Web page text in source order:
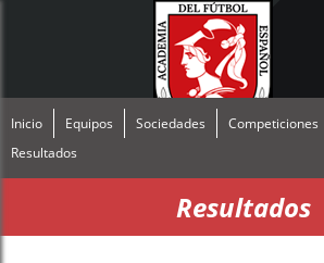
Inicio Equipos Sociedades Competiciones
Resultados
Resultados